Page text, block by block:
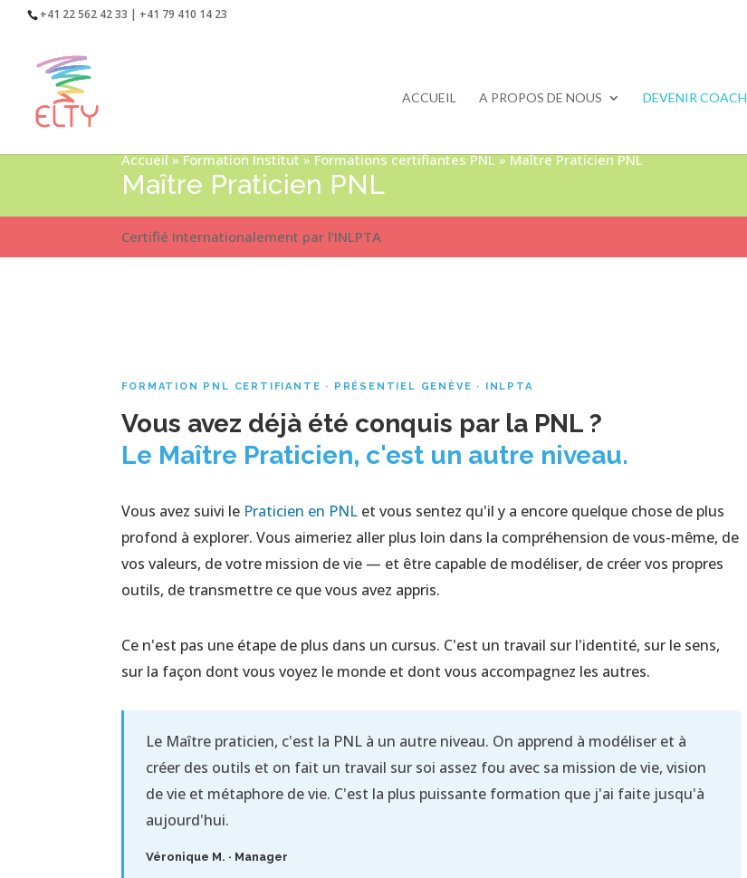
+41 22 562 42 33 | +41 79 410 14 23
ACCUEIL A PROPOS DE NOUS DEVENIR COACH
Accueil»Formation Institut»Formations certifiantes PNL»Maître Praticien PNL
Maître Praticien PNL
Certifié Internationalement par l’INLPTA
FORMATION PNL CERTIFIANTE · PRÉSENTIEL GENÈVE · INLPTA
Vous avez déjà été conquis par la PNL ?
Le Maître Praticien, c'est un autre niveau.
Vous avez suivi le Praticien en PNL et vous sentez qu'il y a encore quelque chose de plus
profond à explorer. Vous aimeriez aller plus loin dans la compréhension de vous-même, de
vos valeurs, de votre mission de vie — et être capable de modéliser, de créer vos propres
outils, de transmettre ce que vous avez appris.
Ce n'est pas une étape de plus dans un cursus. C'est un travail sur l'identité, sur le sens,
sur la façon dont vous voyez le monde et dont vous accompagnez les autres.
Le Maître praticien, c'est la PNL à un autre niveau. On apprend à modéliser et à
créer des outils et on fait un travail sur soi assez fou avec sa mission de vie, vision
de vie et métaphore de vie. C'est la plus puissante formation que j'ai faite jusqu'à
aujourd'hui.
Véronique M. · Manager